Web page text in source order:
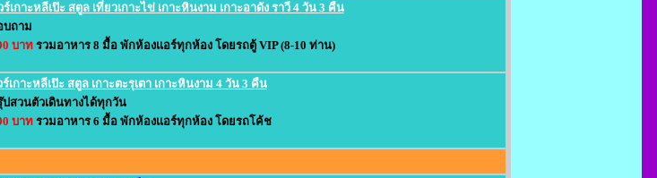
เกาะหลีเป๊ะ สตูล เที่ยวเกาะไข่ เกาะหินงาม เกาะอาดัง ราวี 4 วัน 3 คืน
บถาม
บาท รวมอาหาร 8 มื้อ พักห้องแอร์ทุกห้อง โดยรถตู้ VIP (8-10 ท่าน)
เกาะหลีเป๊ะ สตูล เกาะตะรุเตา เกาะหินงาม 4 วัน 3 คืน
สวนตัวเดินทางได้ทุกวัน
บาท รวมอาหาร 6 มื้อ พักห้องแอร์ทุกห้อง โดยรถโค้ช